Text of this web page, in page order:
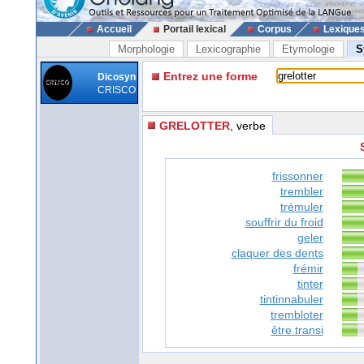
Accueil Portail lexical Corpus
Morphologie Lexicographie Etymologie
Dicosyn
CRISCO
Entrez une forme
GRELOTTER , verbe
frissonner
trembler
trémuler
souffrir du froid
geler
claquer des dents
frémir
tinter
tintinnabuler
trembloter
être transi